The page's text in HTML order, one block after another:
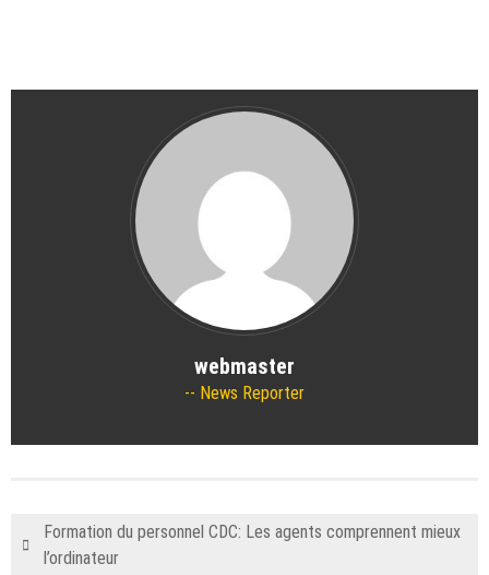
webmaster
News Reporter
Formation du personnel CDC: Les agents comprennent mieux
l’ordinateur